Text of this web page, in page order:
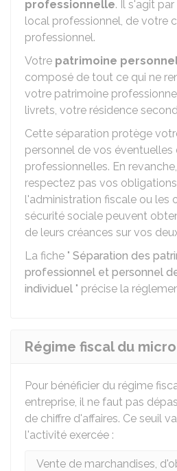
professionnelle. Il s'agit
local professionnel, de votre
professionnel.
Votre patrimoine
composé de tout ce qui ne
votre patrimoine
livrets, votre résidence
Cette séparation protège
personnel de vos éventuelles
professionnelles. En
respectez pas vos
l'administration fiscale ou les
sécurité sociale peuvent
de leurs créances sur vos
La fiche " Séparation des
professionnel et personnel
individuel " précise la
Régime fiscal du
Pour bénéficier du régime
entreprise, il ne faut pas
de chiffre d'affaires. Ce seuil
l'activité exercée :
Vente de marchandises,